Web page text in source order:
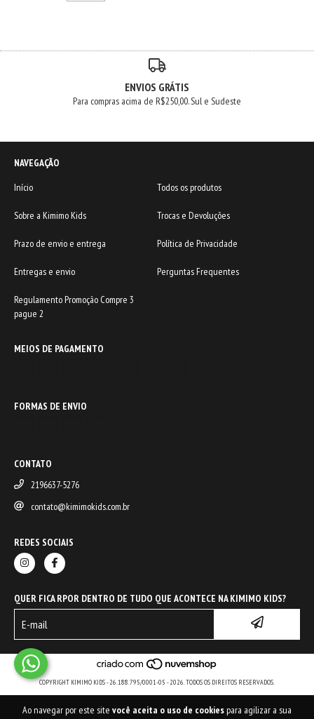
Ao navegar por este site você aceita o uso de cookiespara agilizar a sua
ENVIOS GRÁTIS
Para compras acima de R$250,00. Sul e Sudeste
NAVEGAÇÃO
Início
Todos os produtos
Sobre a Kimimo Kids Trocas e Devoluções
Prazo de envio e entrega Política de Privacidade
Entregas e envio Perguntas Frequentes
Regulamento Promoção Compre 3
pague 2
MEIOS DE PAGAMENTO
FORMAS DE ENVIO
CONTATO
2196637-5276
contato@kimimokids.com.br
REDES SOCIAIS
QUER FICA RPOR DENTRO DE TUDO QUE ACONTECE NA KIMIMO KIDS?
COPYRIGHT KIMIMO KIDS - 26.188.795/0001-05 - 2026. TODOS OS DIREITOS RESERVADOS.